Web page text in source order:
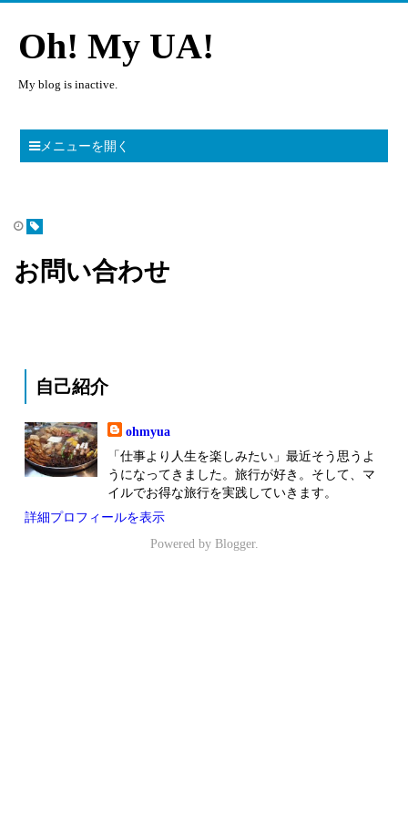
Oh! My UA!
My blog is inactive.
メニューを開く
お問い合わせ
自己紹介
ohmyua
「仕事より人生を楽しみたい」最近そう思うよ
うになってきました。旅行が好き。そして、マ
イルでお得な旅行を実践していきます。
詳細プロフィールを表示
Powered by Blogger.